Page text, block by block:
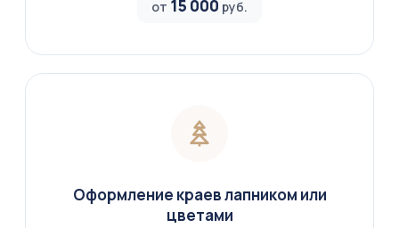
от 15 000 руб.
Оформление краев лапником или
цветами